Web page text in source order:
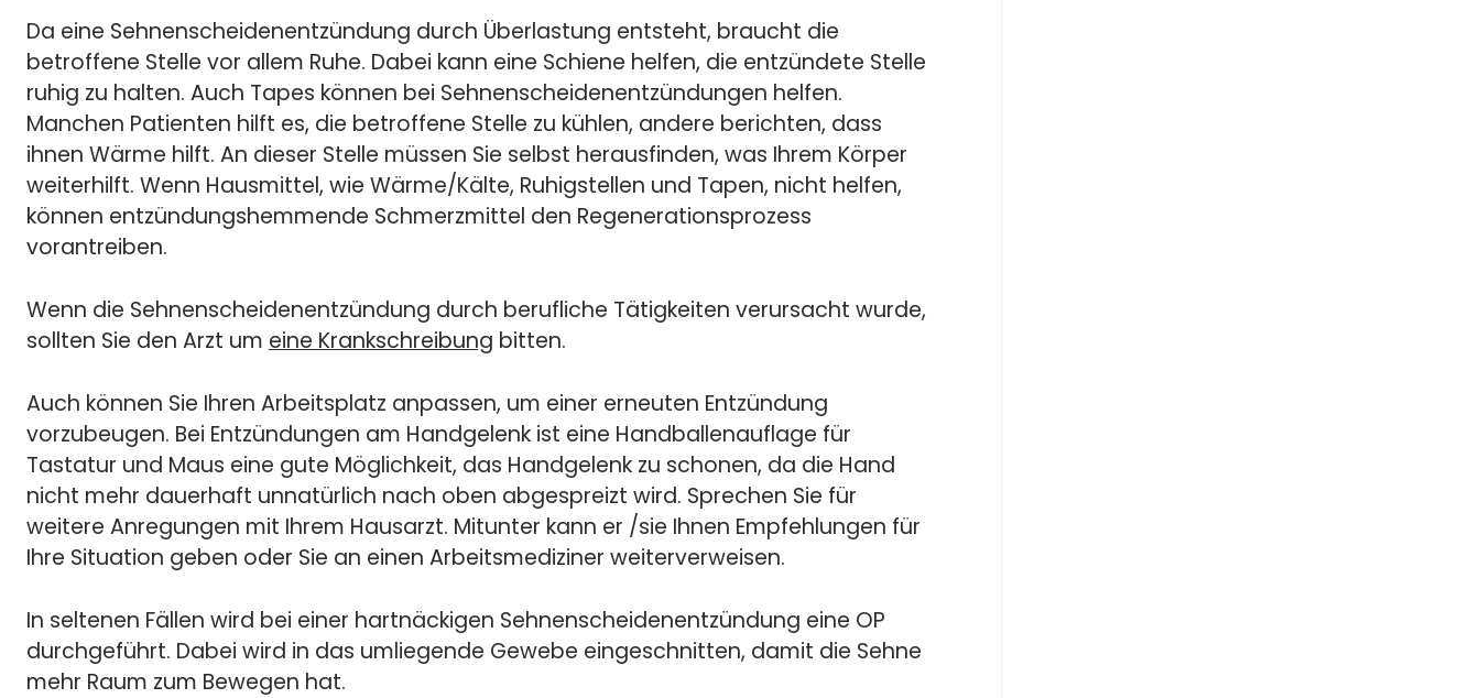
Da eine Sehnenscheidenentzündung durch Überlastung entsteht, braucht die
betroffene Stelle vor allem Ruhe. Dabei kann eine Schiene helfen, die entzündete Stelle
ruhig zu halten. Auch Tapes können bei Sehnenscheidenentzündungen helfen.
Manchen Patienten hilft es, die betroffene Stelle zu kühlen, andere berichten, dass
ihnen Wärme hilft. An dieser Stelle müssen Sie selbst herausfinden, was Ihrem Körper
weiterhilft. Wenn Hausmittel, wie Wärme/Kälte, Ruhigstellen und Tapen, nicht helfen,
können entzündungshemmende Schmerzmittel den Regenerationsprozess
vorantreiben.
Wenn die Sehnenscheidenentzündung durch berufliche Tätigkeiten verursacht wurde,
sollten Sie den Arzt um eine Krankschreibung bitten.
Auch können Sie Ihren Arbeitsplatz anpassen, um einer erneuten Entzündung
vorzubeugen. Bei Entzündungen am Handgelenk ist eine Handballenauflage für
Tastatur und Maus eine gute Möglichkeit, das Handgelenk zu schonen, da die Hand
nicht mehr dauerhaft unnatürlich nach oben abgespreizt wird. Sprechen Sie für
weitere Anregungen mit Ihrem Hausarzt. Mitunter kann er /sie Ihnen Empfehlungen für
Ihre Situation geben oder Sie an einen Arbeitsmediziner weiterverweisen.
In seltenen Fällen wird bei einer hartnäckigen Sehnenscheidenentzündung eine OP
durchgeführt. Dabei wird in das umliegende Gewebe eingeschnitten, damit die Sehne
mehr Raum zum Bewegen hat.